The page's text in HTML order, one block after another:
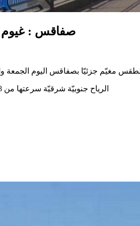
صفاقس : غيوم
مغيّم جزئيّا بصفاقس اليوم الجمعة والحرارة
الرياح جنوبيّة شرقيّة سرعتها من 18 الى 23 كلم في السّاعة